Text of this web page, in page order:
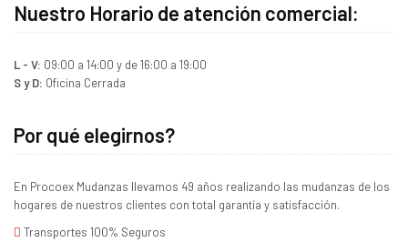
Nuestro Horario de atención comercial:
L - V: 09:00 a 14:00 y de 16:00 a 19:00
S y D: Oficina Cerrada
Por qué elegirnos?
En Procoex Mudanzas llevamos 49 años realizando las mudanzas de los
hogares de nuestros clientes con total garantía y satisfacción.
Transportes 100% Seguros